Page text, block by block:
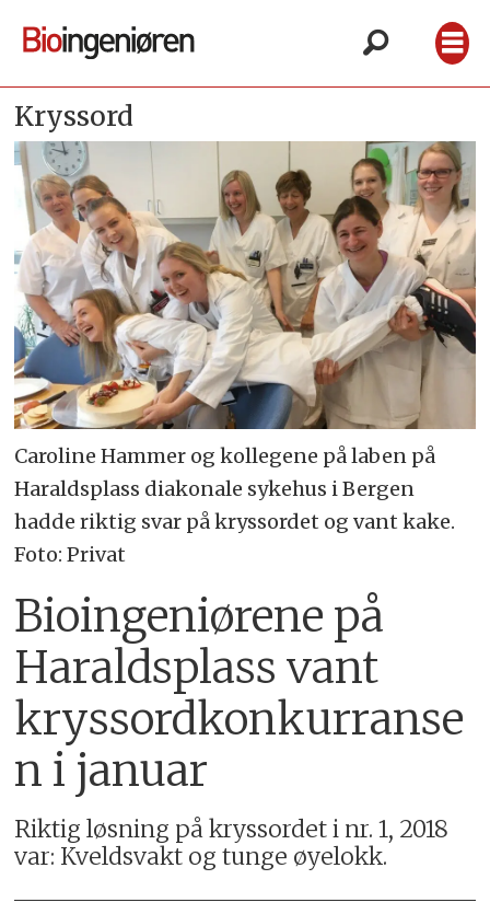
Kryssord
Caroline Hammer og kollegene på laben på
Haraldsplass diakonale sykehus i Bergen
hadde riktig svar på kryssordet og vant kake.
Foto: Privat
Bioingeniørene på
Haraldsplass vant
kryssordkonkurranse
n i januar
Riktig løsning på kryssordet i nr. 1, 2018
var: Kveldsvakt og tunge øyelokk.